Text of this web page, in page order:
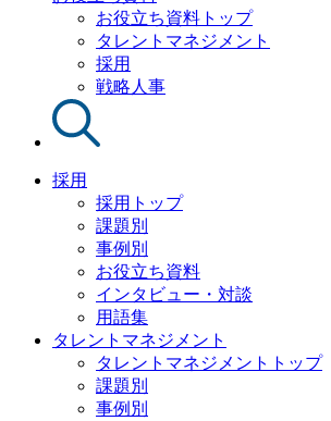
お役立ち資料トップ
タレントマネジメント
採用
戦略人事
採用
採用トップ
課題別
事例別
お役立ち資料
インタビュー・対談
用語集
タレントマネジメント
タレントマネジメントトップ
課題別
事例別